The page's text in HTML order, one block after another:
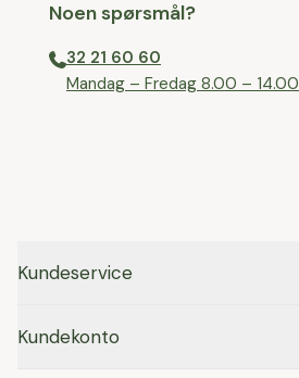
Noen spørsmål?
32 21 60 60
⁠Mandag – Fredag 8.00 – 14.00
Kundeservice
Kundekonto